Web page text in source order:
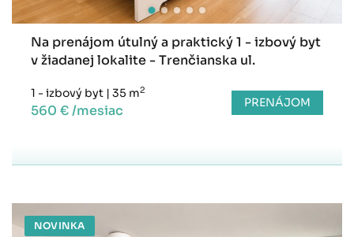
Na prenájom útulný a praktický 1 - izbový byt
v žiadanej lokalite - Trenčianska ul.
1 - izbový byt | 35 m2
560 € /mesiac PRENÁJOM
NOVINKA